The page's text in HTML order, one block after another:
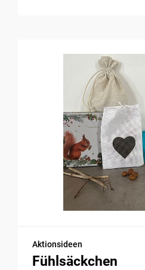
Aktionsideen
Fühlsäckchen